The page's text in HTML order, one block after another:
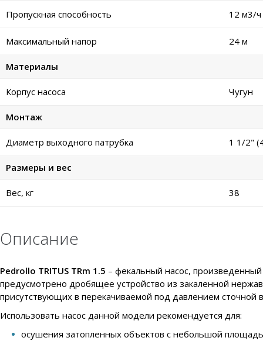
Пропускная способность 12 м3/ч
Максимальный напор 24 м
Материалы
Корпус насоса Чугун
Монтаж
Диаметр выходного патрубка 1 1/2"
Размеры и вес
Вес, кг 38
Описание
Pedrollo TRITUS TRm 1.5 – фекальный насос,
предусмотрено дробящее устройство из закаленной
присутствующих в перекачиваемой под давлением сточной
Использовать насос данной модели рекомендуется для:
осушения затопленных объектов с небольшой